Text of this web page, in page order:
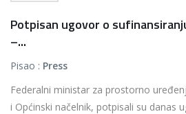
Potpisan ugovor o
–...
Pisao : Press
Federalni ministar za prostorno
i Općinski načelnik, potpisali su danas